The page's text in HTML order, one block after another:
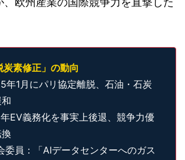
素修正」の動向
年1月にパリ協定離脱、石油・石炭
EV義務化を事実上後退、競争力優
委員：「AIデータセンターへのガス